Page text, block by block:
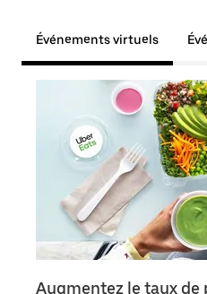
Événements virtuels
Augmentez le taux